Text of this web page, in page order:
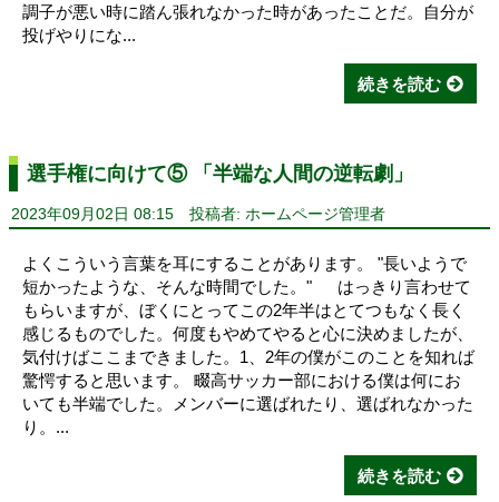
調子が悪い時に踏ん張れなかった時があったことだ。自分が
投げやりにな...
続きを読む
選手権に向けて⑤ 「半端な人間の逆転劇」
2023年09月02日 08:15 投稿者: ホームページ管理者
よくこういう言葉を耳にすることがあります。 "長いようで
短かったような、そんな時間でした。" はっきり言わせて
もらいますが、ぼくにとってこの2年半はとてつもなく長く
感じるものでした。何度もやめてやると心に決めましたが、
気付けばここまできました。1、2年の僕がこのことを知れば
驚愕すると思います。 畷高サッカー部における僕は何にお
いても半端でした。メンバーに選ばれたり、選ばれなかった
り。...
続きを読む